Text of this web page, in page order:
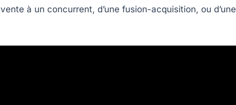
vente à un concurrent, d’une fusion-acquisition, ou d’une